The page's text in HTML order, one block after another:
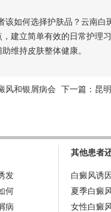
如何选择护肤品？云南白
建立简单有效的日常护理
维持皮肤整体健康。
风和银屑病会
下一篇： 昆
发
何
病
其他患者
白癜风诱
夏季白癜
女性白癜